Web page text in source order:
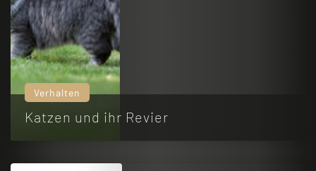
Verhalten
Katzen und ihr Revier